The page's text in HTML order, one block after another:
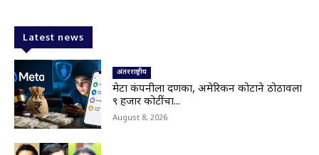
Latur|नांदेड–बिदर महामार्गावरील सिमेंट रस्त्याला मोठ्या
भेगा; अपघाताचा धोका
00:59
Latur|शिवराज पाटील चाकूरकर यांच्या भव्य स्मारकाची
तयारी; चार दिवसांत मोठा निर्णय!
03:22
Nanded|धर्मेंद्र प्रधानांच्या राजीनाम्यावर राकेश टिकैतांचे
Latest news
अंतरराष्ट्रीय
मेटा कंपनीला दणका, अमेरिकन कोर्टाने ठोठावला
९ हजार कोटींचा...
August 8, 2026